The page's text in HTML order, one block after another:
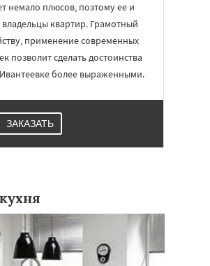
немало плюсов, поэтому ее и
квартир. Грамотный
применение современных
позволит сделать достоинства
более выраженными.
ЗАКАЗАТЬ